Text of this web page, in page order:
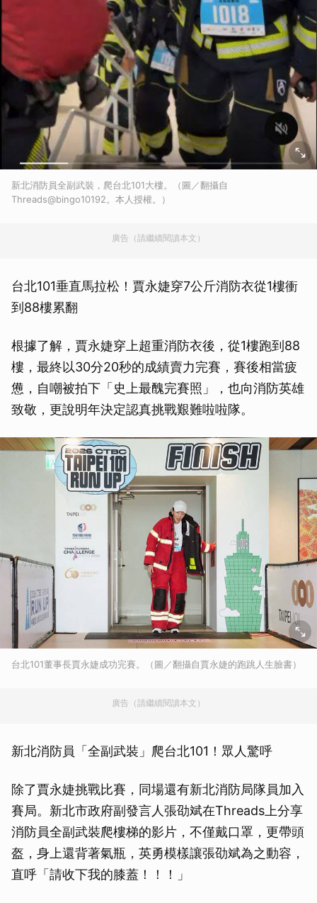
新北消防員全副武裝，爬台北101大樓。（圖／翻攝自
Threads@bingo10192。本人授權。）
廣告（請繼續閱讀本文）
台北101垂直馬拉松！賈永婕穿7公斤消防衣從1樓衝
到88樓累翻
根據了解，賈永婕穿上超重消防衣後，從1樓跑到88
樓，最終以30分20秒的成績賣力完賽，賽後相當疲
憊，自嘲被拍下「史上最醜完賽照」，也向消防英雄
致敬，更說明年決定認真挑戰艱難啦啦隊。
台北101董事長賈永婕成功完賽。（圖／翻攝自賈永婕的跑跳人生臉書）
廣告（請繼續閱讀本文）
新北消防員「全副武裝」爬台北101！眾人驚呼
除了賈永婕挑戰比賽，同場還有新北消防局隊員加入
賽局。新北市政府副發言人張劭斌在Threads上分享
消防員全副武裝爬樓梯的影片，不僅戴口罩，更帶頭
盔，身上還背著氣瓶，英勇模樣讓張劭斌為之動容，
直呼「請收下我的膝蓋！！！」